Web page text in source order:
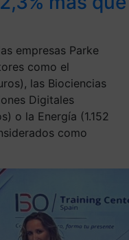
empresas Parke
como el
las Biociencias
Digitales
o la Energía (1.152
como